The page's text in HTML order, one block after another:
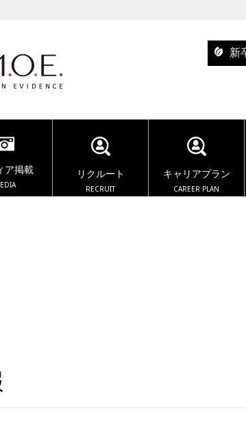
新
ア掲載 リクルート
RECRUIT
キャリアプラン
CAREER PLAN